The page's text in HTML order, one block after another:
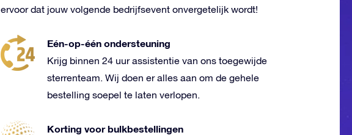
ervoor dat jouw volgende bedrijfsevent onvergetelijk wordt!
Eén-op-één ondersteuning
Krijg binnen 24 uur assistentie van ons toegewijde
sterrenteam. Wij doen er alles aan om de gehele
bestelling soepel te laten verlopen.
Korting voor bulkbestellingen